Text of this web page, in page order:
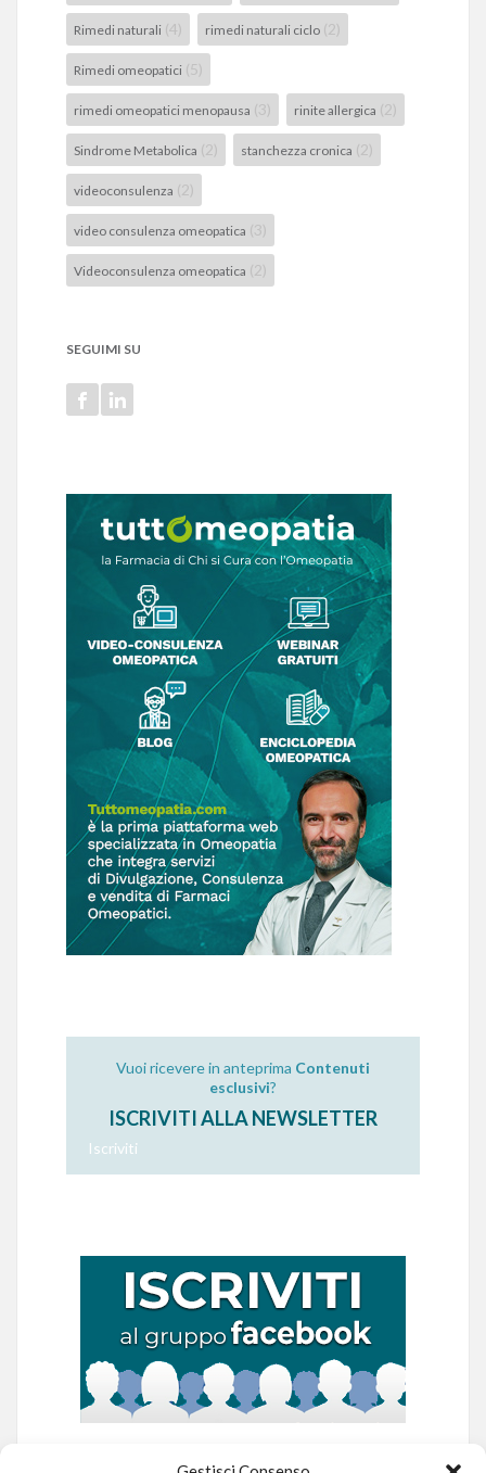
Rimedi naturali (4) rimedi naturali ciclo (2)
Rimedi omeopatici (5)
rimedi omeopatici menopausa (3) rinite allergica (2)
Sindrome Metabolica (2) stanchezza cronica (2)
videoconsulenza (2)
video consulenza omeopatica (3)
Videoconsulenza omeopatica (2)
SEGUIMI SU
Vuoi ricevere in anteprima Contenuti
esclusivi?
ISCRIVITI ALLA NEWSLETTER
Iscriviti